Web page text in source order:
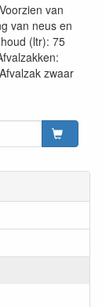
van
van neus en
(ltr): 75
zwaar